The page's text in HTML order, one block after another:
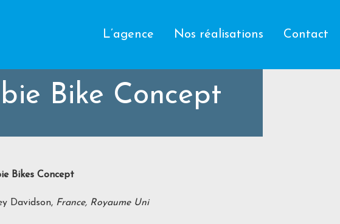
L’agence Nos réalisations Contact
Bike Concept
Bikes Concept
Davidson, France, Royaume Uni